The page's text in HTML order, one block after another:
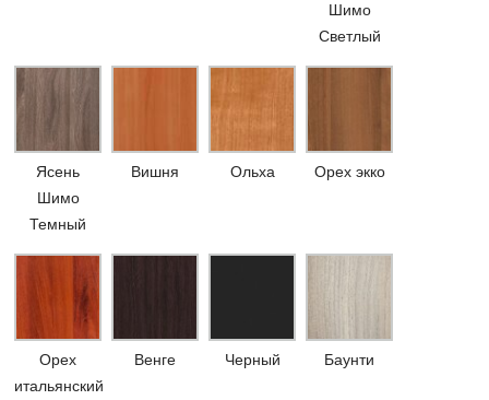
Шимо
Светлый
Ясень
Шимо
Темный
Вишня Ольха Орех экко
Орех
итальянский
Венге Черный Баунти